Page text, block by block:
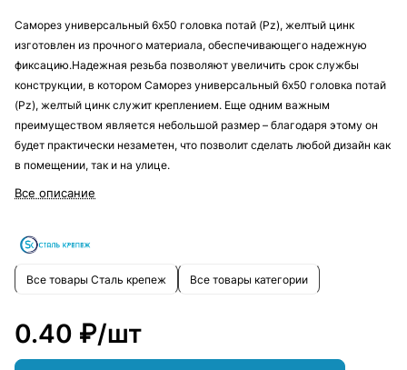
Саморез универсальный 6х50 головка потай (Pz), желтый цинк
изготовлен из прочного материала, обеспечивающего надежную
фиксацию.Надежная резьба позволяют увеличить срок службы
конструкции, в котором Саморез универсальный 6х50 головка потай
(Pz), желтый цинк служит креплением. Еще одним важным
преимуществом является небольшой размер – благодаря этому он
будет практически незаметен, что позволит сделать любой дизайн как
в помещении, так и на улице.
Все описание
Все товары Сталь крепеж Все товары категории
0.40 ₽/шт